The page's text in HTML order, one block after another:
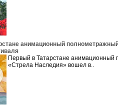
анимационный
Первый в Татарстане
«Стрела Наследия» вошел в..